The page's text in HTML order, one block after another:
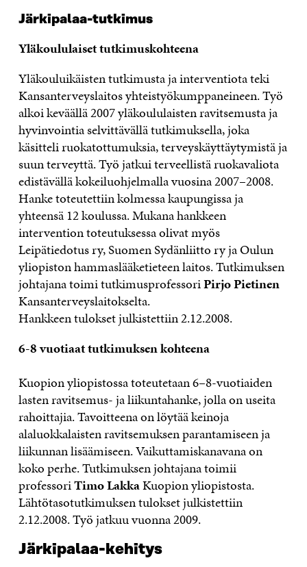
Järkipalaa-tutkimus
Yläkoululaiset tutkimuskohteena
Yläkouluikäisten tutkimusta ja interventiota teki
Kansanterveyslaitos yhteistyökumppaneineen. Työ
alkoi keväällä 2007 yläkoululaisten ravitsemusta ja
hyvinvointia selvittävällä tutkimuksella, joka
käsitteli ruokatottumuksia, terveyskäyttäytymistä ja
suun terveyttä. Työ jatkui terveellistä ruokavaliota
edistävällä kokeiluohjelmalla vuosina 2007–2008.
Hanke toteutettiin kolmessa kaupungissa ja
yhteensä 12 koulussa. Mukana hankkeen
intervention toteutuksessa olivat myös
Leipätiedotus ry, Suomen Sydänliitto ry ja Oulun
yliopiston hammaslääketieteen laitos. Tutkimuksen
johtajana toimi tutkimusprofessoriPirjo Pietinen
Kansanterveyslaitokselta.
Hankkeen tulokset julkistettiin 2.12.2008.
6-8 vuotiaat tutkimuksen kohteena
Kuopion yliopistossa toteutetaan 6–8-vuotiaiden
lasten ravitsemus- ja liikuntahanke, jolla on useita
rahoittajia. Tavoitteena on löytää keinoja
alaluokkalaisten ravitsemuksen parantamiseen ja
liikunnan lisäämiseen. Vaikuttamiskanavana on
koko perhe. Tutkimuksen johtajana toimii
professoriTimo LakkaKuopion yliopistosta.
Lähtötasotutkimuksen tulokset julkistettiin
2.12.2008. Työ jatkuu vuonna 2009.
Järkipalaa-kehitys